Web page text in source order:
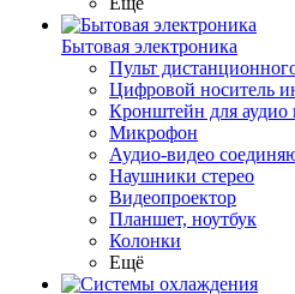
Бытовая электроника
Пульт
Цифровой носитель
Кронштейн для аудио
Микрофон
Аудио-видео
Наушники стерео
Видеопроектор
Планшет, ноутбук
Колонки
Ещё